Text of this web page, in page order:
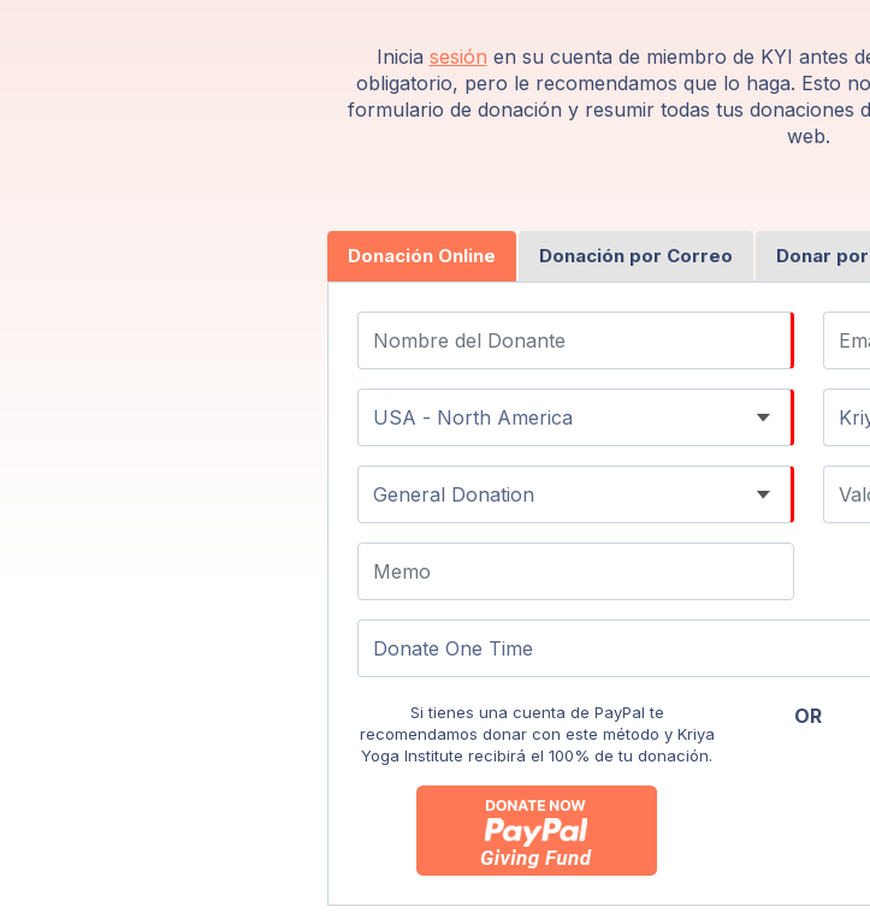
Inicia sesión en su cuenta de miembro de KYI antes
obligatorio, pero le recomendamos que lo haga. Esto
formulario de donación y resumir todas tus donaciones
web.
Donación Online Donación por Correo Donar
Si tienes una cuenta de PayPal te
recomendamos donar con este método y Kriya
Yoga Institute recibirá el 100% de tu donación.
OR